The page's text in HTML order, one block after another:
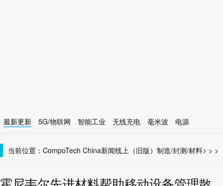
最新更新 5G/物联网 智能工业 无线充电 毫米波
电源
当前位置： CompoTech China >
新闻线上（旧版） >
制造/封测/材料 >